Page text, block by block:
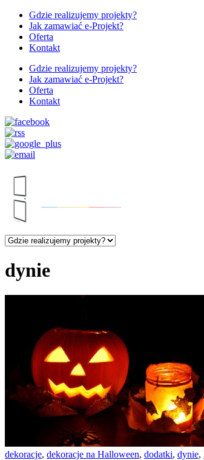
Gdzie realizujemy projekty?
Jak zamawiać e-Projekt?
Oferta
Kontakt
Gdzie realizujemy projekty?
Jak zamawiać e-Projekt?
Oferta
Kontakt
dynie
dekoracje, dekoracje na Halloween, dodatki, dynie,